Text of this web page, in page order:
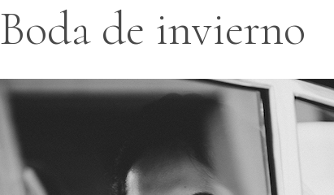
Boda de invierno